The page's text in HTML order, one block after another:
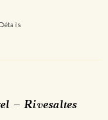
Détails
– Rivesaltes